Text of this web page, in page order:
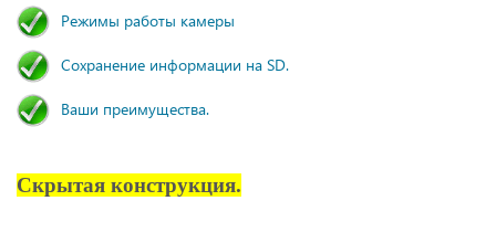
Режимы работы камеры
Сохранение информации на SD.
Ваши преимущества.
Скрытая конструкция.